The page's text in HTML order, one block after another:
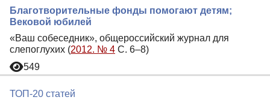
Благотворительные фонды помогают детям;
Вековой юбилей
«Ваш собеседник», общероссийский журнал для
слепоглухих (2012. № 4 С. 6–8)
549
ТОП-20 статей